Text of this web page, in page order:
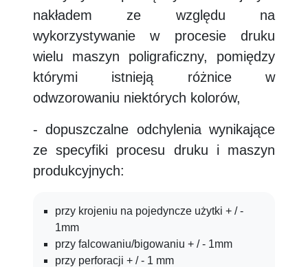
nakładem ze względu na
wykorzystywanie w procesie druku
wielu maszyn poligraficzny, pomiędzy
którymi istnieją różnice w
odwzorowaniu niektórych kolorów,
- dopuszczalne odchylenia wynikające
ze specyfiki procesu druku i maszyn
produkcyjnych:
przy krojeniu na pojedyncze użytki + / -
1mm
przy falcowaniu/bigowaniu + / - 1mm
przy perforacji + / - 1 mm